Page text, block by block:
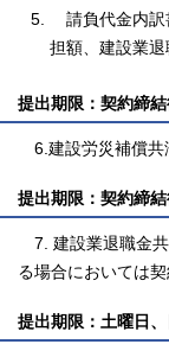
請負代金内訳
担額、建設業退
提出期限： 契約締
6.建設労災補償共
提出期限： 契約締
7. 建設業退職金共
る場合においては
提出期限： 土曜日